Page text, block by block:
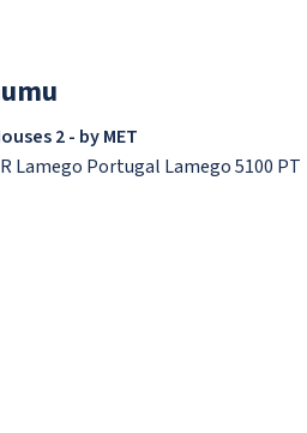
2 - by MET
Lamego Portugal Lamego 5100 PT